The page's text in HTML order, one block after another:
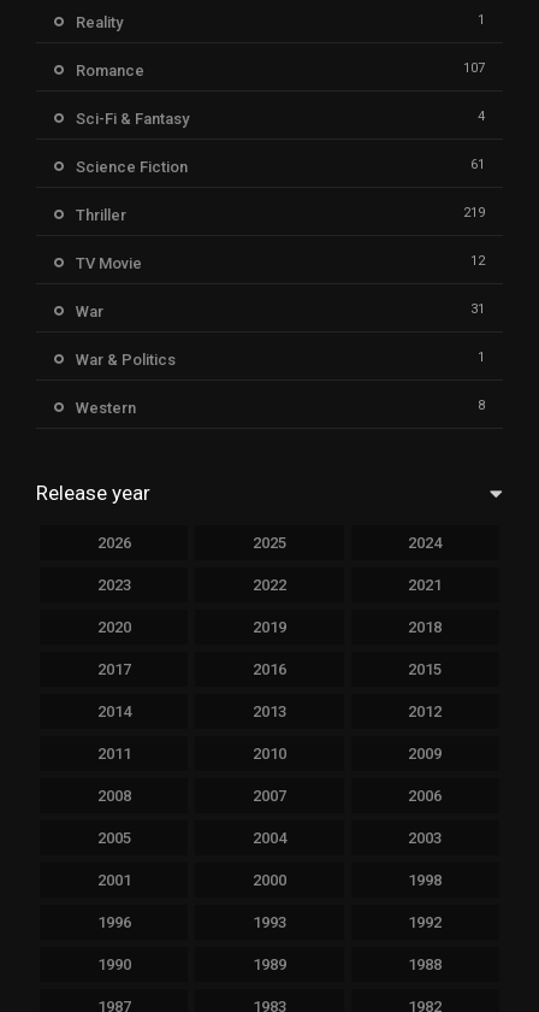
Reality 1
Romance 107
Sci-Fi & Fantasy 4
Science Fiction 61
Thriller 219
TV Movie 12
War 31
War & Politics 1
Western 8
Release year
2026 2025 2024
2023 2022 2021
2020 2019 2018
2017 2016 2015
2014 2013 2012
2011 2010 2009
2008 2007 2006
2005 2004 2003
2001 2000 1998
1996 1993 1992
1990 1989 1988
1987 1983 1982